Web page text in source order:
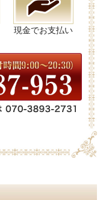
現金でお支払い